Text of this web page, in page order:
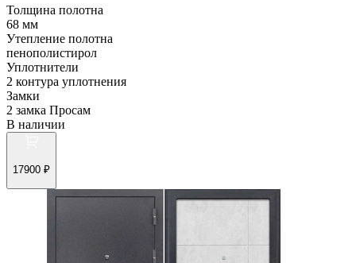
Толщина полотна
68 мм
Утепление полотна
пенополистирол
Уплотнители
2 контура уплотнения
Замки
2 замка Просам
В наличии
17900 ₽